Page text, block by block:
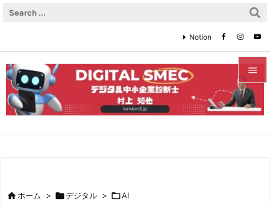


メニュ

Notion
ホーム > デジタル > AI